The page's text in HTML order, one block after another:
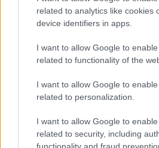
related to analytics like cookies
device identifiers in apps.
I want to allow Google to
related to functionality of the
I want to allow Google to
related to personalization.
I want to allow Google to
related to security, including